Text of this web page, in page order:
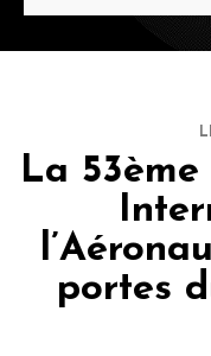
La
portes